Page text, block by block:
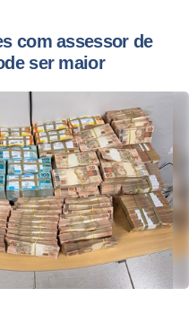
com assessor de
ser maior